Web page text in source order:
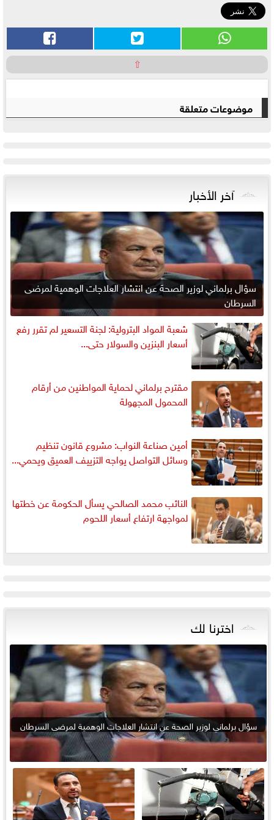
⇧
موضوعات متعلقة
آخر الأخبار
سؤال برلماني لوزير الصحة عن انتشار العلاجات الوهمية لمرضى
السرطان
شعبة المواد البترولية: لجنة التسعير لم تقرر رفع
أسعار البنزين والسولار حتى...
مقترح برلماني لحماية المواطنين من أرقام
المحمول المجهولة
أمين صناعة النواب: مشروع قانون تنظيم
وسائل التواصل يواجه التزييف العميق ويحمي...
النائب محمد الصالحي يسأل الحكومة عن خطتها
لمواجهة ارتفاع أسعار اللحوم
اخترنا لك
سؤال برلماني لوزير الصحة عن انتشار العلاجات الوهمية لمرضى السرطان